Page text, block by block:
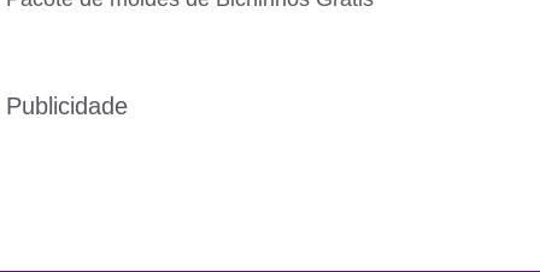
Publicidade